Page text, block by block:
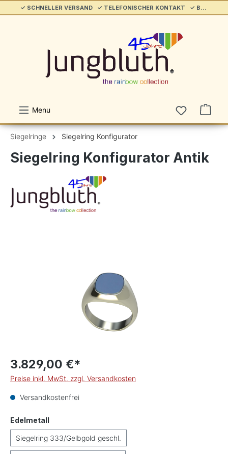
springen ✓ SCHNELLER VERSAND ✓ TELEFONISCHER KONTAKT ✓ BELIEBT & ETABLIERT ✓ SERVICE/HILFE
Menu
Siegelringe Siegelring Konfigurator
Siegelring Konfigurator Antik
3.829,00 €*
Preise inkl. MwSt. zzgl. Versandkosten
Versandkostenfrei
Edelmetall
Siegelring 333/Gelbgold geschl.